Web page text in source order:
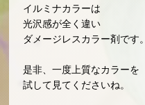
イルミナカラーは
光沢感が全く違い
ダメージレスカラー剤です。
是非、一度上質なカラーを
試して見てくださいね。